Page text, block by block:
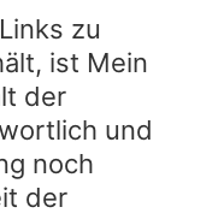
zu
ist Mein
der
und
noch
der